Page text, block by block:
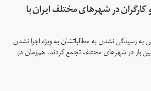
در شهرهای مختلف ایران با
به رسیدگی نشدن به مطالباتشان به ویژه اجرا نشدن
بار در شهرهای مختلف تجمع کردند. هم‌زمان در